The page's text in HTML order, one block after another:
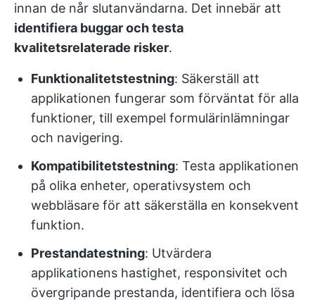
innan de når slutanvändarna. Det innebär att
identifiera buggar och testa
kvalitetsrelaterade risker.
Funktionalitetstestning: Säkerställ att
applikationen fungerar som förväntat för alla
funktioner, till exempel formulärinlämningar
och navigering.
Kompatibilitetstestning: Testa applikationen
på olika enheter, operativsystem och
webbläsare för att säkerställa en konsekvent
funktion.
Prestandatestning: Utvärdera
applikationens hastighet, responsivitet och
övergripande prestanda, identifiera och lösa